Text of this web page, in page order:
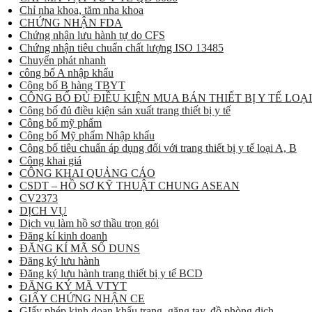
Chỉ nha khoa, tăm nha khoa
CHỨNG NHẬN FDA
Chứng nhận lưu hành tự do CFS
Chứng nhận tiêu chuẩn chất lượng ISO 13485
Chuyển phát nhanh
công bố A nhập khẩu
Công bố B hàng TBYT
CÔNG BỐ ĐỦ ĐIỀU KIỆN MUA BÁN THIẾT BỊ Y TẾ
Công bố đủ điều kiện sản xuất trang thiết bị y tế
Công bố mỹ phẩm
Công bố Mỹ phẩm Nhập khẩu
Công bố tiêu chuẩn áp dụng đối với trang thiết bị y tế loại A, B
Công khai giá
CÔNG KHAI QUẢNG CÁO
CSDT – HỒ SƠ KỸ THUẬT CHUNG ASEAN
CV2373
DỊCH VỤ
Dịch vụ làm hồ sơ thầu trọn gói
Đăng kí kinh doanh
ĐĂNG KÍ MÃ SỐ DUNS
Đăng ký lưu hành
Đăng ký lưu hành trang thiết bị y tế BCD
ĐĂNG KÝ MÃ VTYT
GIẤY CHỨNG NHẬN CE